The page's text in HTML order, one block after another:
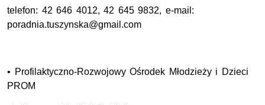
telefon: 42 646 4012, 42 645 9832, e-mail:
poradnia.tuszynska@gmail.com
• Profilaktyczno-Rozwojowy Ośrodek Młodzieży i Dzieci
PROM